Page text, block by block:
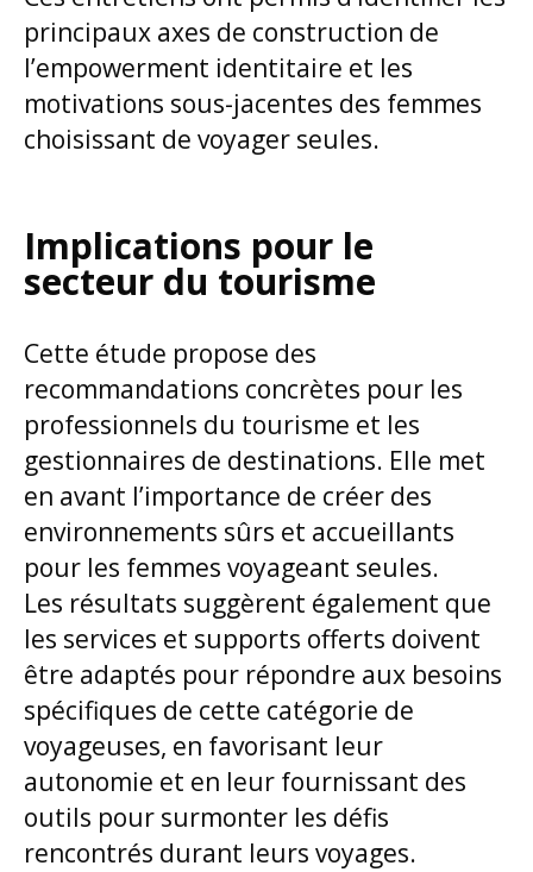
principaux axes de construction de
l’empowerment identitaire et les
motivations sous-jacentes des femmes
choisissant de voyager seules.
Implications pour le
secteur du tourisme
Cette étude propose des
recommandations concrètes pour les
professionnels du tourisme et les
gestionnaires de destinations. Elle met
en avant l’importance de créer des
environnements sûrs et accueillants
pour les femmes voyageant seules.
Les résultats suggèrent également que
les services et supports offerts doivent
être adaptés pour répondre aux besoins
spécifiques de cette catégorie de
voyageuses, en favorisant leur
autonomie et en leur fournissant des
outils pour surmonter les défis
rencontrés durant leurs voyages.